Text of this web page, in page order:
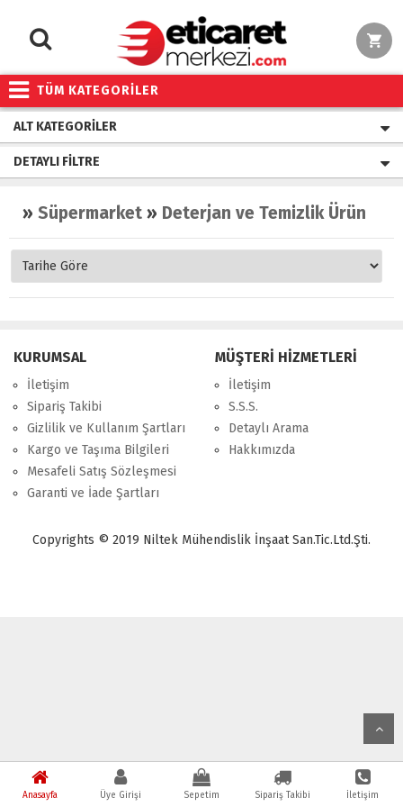
TÜM KATEGORİLER
Anasayfa Üye Girişi Sepetim Sipariş Takibi İletişim
ALT KATEGORILER
DETAYLI FILTRE
» Süpermarket » Deterjan ve Temizlik Ürünleri
KURUMSAL
İletişim
Sipariş Takibi
Gizlilik ve Kullanım Şartları
Kargo ve Taşıma Bilgileri
Mesafeli Satış Sözleşmesi
Garanti ve İade Şartları
MÜŞTERİ HİZMETLERİ
İletişim
S.S.S.
Detaylı Arama
Hakkımızda
Copyrights © 2019 Niltek Mühendislik İnşaat San.Tic.Ltd.Şti.